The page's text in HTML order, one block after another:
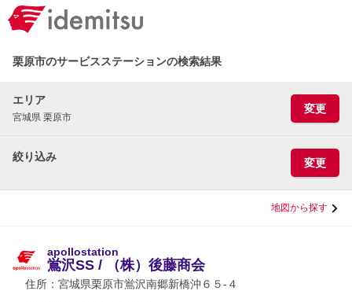
栗原市のサービスステーションの検索結果
エリア
宮城県 栗原市
変更
絞り込み 変更
地図から探す
apollostation
鴬沢SS / （株）後藤商会
住所： 宮城県栗原市鴬沢南郷新橋沖６５-４